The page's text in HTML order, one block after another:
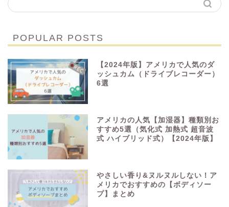
POPULAR POSTS
【2024年版】アメリカで人気のダ
ッシュカム（ドライブレコーダー）
6選
アメリカの人気【加湿器】種類別お
すすめ5選（気化式 加熱式 超音波
式 ハイブリッド式）【2024年版】
やさしい香り&ヌルヌルしない！ア
メリカでおすすめの【ボディソー
プ】まとめ